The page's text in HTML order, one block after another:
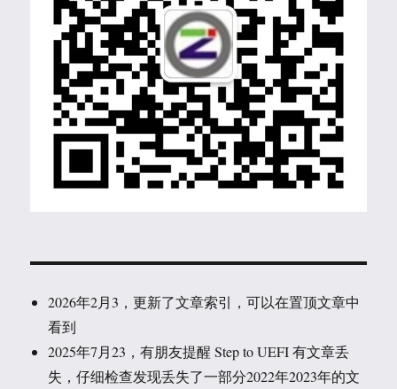
2026年2月3，更新了文章索引，可以在置顶文章中
看到
2025年7月23，有朋友提醒 Step to UEFI 有文章丢
失，仔细检查发现丢失了一部分2022年2023年的文